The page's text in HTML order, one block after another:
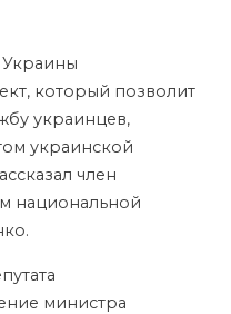
который позволит
украинцев,
украинской
член
национальной
министра